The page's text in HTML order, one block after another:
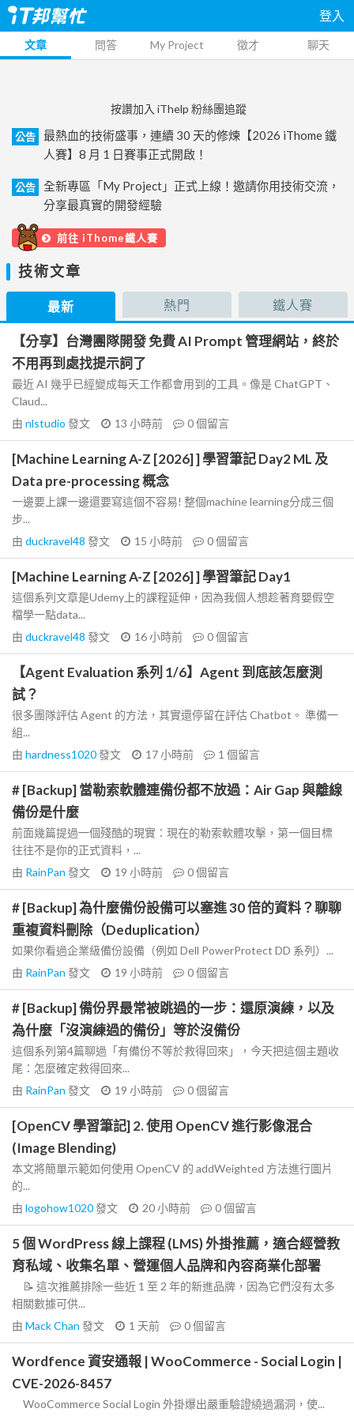
登入
文章 問答 My Project 徵才 聊天
按讚加入 iThelp 粉絲團追蹤
公告
最熱血的技術盛事，連續 30 天的修煉【2026 iThome 鐵
人賽】8 月 1 日賽事正式開啟！
公告
全新專區「My Project」正式上線！邀請你用技術交流，
分享最真實的開發經驗
前往 iThome鐵人賽
技術文章
最新 熱門 鐵人賽
【分享】台灣團隊開發 免費 AI Prompt 管理網站，終於
不用再到處找提示詞了
最近 AI 幾乎已經變成每天工作都會用到的工具。像是 ChatGPT、
Claud...
由 nlstudio 發文 13 小時前 0個留言
[Machine Learning A-Z [2026] ] 學習筆記 Day2 ML 及
Data pre-processing 概念
一邊要上課一邊還要寫這個不容易! 整個machine learning分成三個
步...
由 duckravel48 發文 15 小時前 0個留言
[Machine Learning A-Z [2026] ] 學習筆記 Day1
這個系列文章是Udemy上的課程延伸，因為我個人想趁著育嬰假空
檔學一點data...
由 duckravel48 發文 16 小時前 0個留言
【Agent Evaluation 系列 1/6】Agent 到底該怎麼測
試？
很多團隊評估 Agent 的方法，其實還停留在評估 Chatbot。 準備一
組...
由 hardness1020發文 17 小時前 1 個留言
# [Backup] 當勒索軟體連備份都不放過：Air Gap 與離線
備份是什麼
前面幾篇提過一個殘酷的現實：現在的勒索軟體攻擊，第一個目標
往往不是你的正式資料，...
由 RainPan 發文 19 小時前 0個留言
# [Backup] 為什麼備份設備可以塞進 30 倍的資料？聊聊
重複資料刪除（Deduplication）
如果你看過企業級備份設備（例如 Dell PowerProtect DD 系列）...
由 RainPan 發文 19 小時前 0個留言
# [Backup] 備份界最常被跳過的一步：還原演練，以及
為什麼「沒演練過的備份」等於沒備份
這個系列第4篇聊過「有備份不等於救得回來」，今天把這個主題收
尾：怎麼確定救得回來...
由 RainPan 發文 19 小時前 0個留言
[OpenCV 學習筆記] 2. 使用 OpenCV 進行影像混合
(Image Blending)
本文將簡單示範如何使用 OpenCV 的 addWeighted 方法進行圖片
的...
由 logohow1020發文 20 小時前 0個留言
5 個 WordPress 線上課程 (LMS) 外掛推薦，適合經營教
育私域、收集名單、營運個人品牌和內容商業化部署
📝 這次推薦排除一些近 1 至 2 年的新進品牌，因為它們沒有太多
相關數據可供...
由 Mack Chan 發文 1 天前 0個留言
Wordfence 資安通報 | WooCommerce - Social Login |
CVE-2026-8457
WooCommerce Social Login 外掛爆出嚴重驗證繞過漏洞，使...